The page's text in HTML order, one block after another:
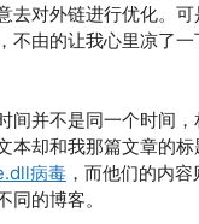
去对外链进行优化。可
不由的让我心里凉了
间并不是同一个时间
本却和我那篇文章的
病毒 ，而他们的内
同的博客。